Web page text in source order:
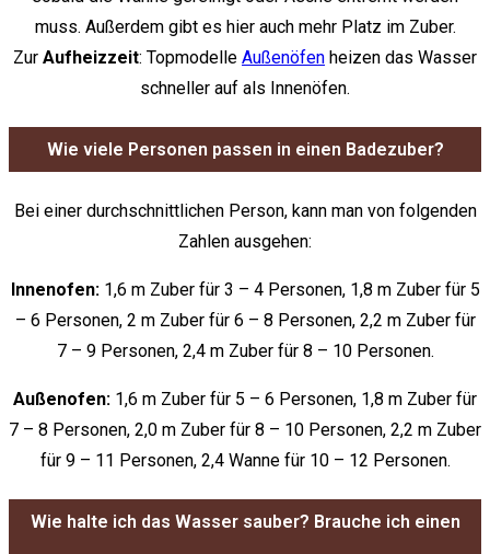
muss. Außerdem gibt es hier auch mehr Platz im Zuber.
Zur Aufheizzeit: Topmodelle Außenöfen heizen das Wasser
schneller auf als Innenöfen.
Wie viele Personen passen in einen Badezuber?
Bei einer durchschnittlichen Person, kann man von folgenden
Zahlen ausgehen:
Innenofen:1,6 m Zuber für 3 – 4 Personen, 1,8 m Zuber für 5
– 6 Personen, 2 m Zuber für 6 – 8 Personen, 2,2 m Zuber für
7 – 9 Personen, 2,4 m Zuber für 8 – 10 Personen.
Außenofen: 1,6 m Zuber für 5 – 6 Personen, 1,8 m Zuber für
7 – 8 Personen, 2,0 m Zuber für 8 – 10 Personen, 2,2 m Zuber
für 9 – 11 Personen, 2,4 Wanne für 10 – 12 Personen.
Wie halte ich das Wasser sauber? Brauche ich einen